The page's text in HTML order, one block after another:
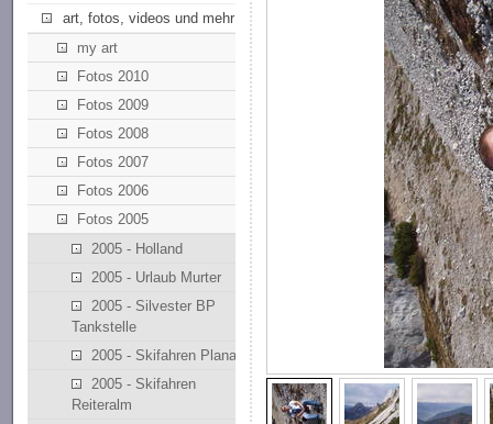
art, fotos, videos und mehr
my art
Fotos 2010
Fotos 2009
Fotos 2008
Fotos 2007
Fotos 2006
Fotos 2005
2005 - Holland
2005 - Urlaub Murter
2005 - Silvester BP
Tankstelle
2005 - Skifahren Planai
2005 - Skifahren
Reiteralm